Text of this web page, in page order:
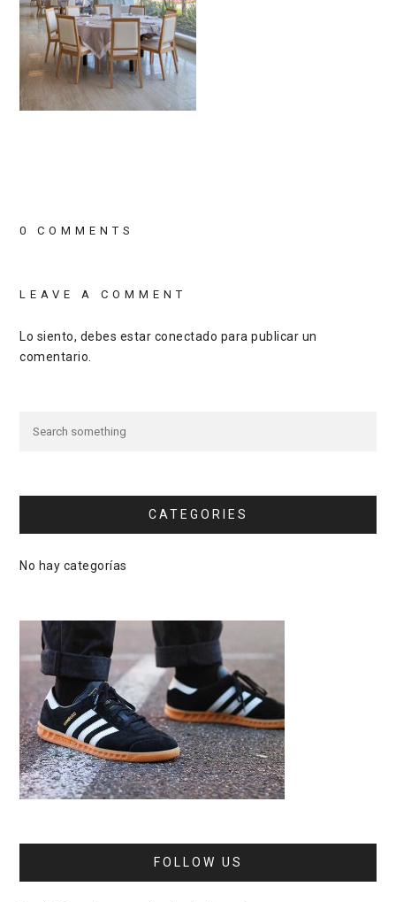
0 COMMENTS
LEAVE A COMMENT
Lo siento, debes estar conectado para publicar un
comentario.
CATEGORIES
No hay categorías
FOLLOW US